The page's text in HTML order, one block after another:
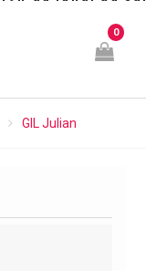
0
GIL Julian